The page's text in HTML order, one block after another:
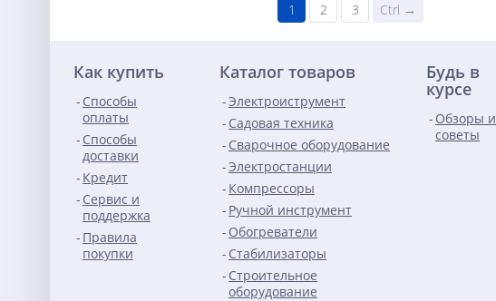
1 2 3 Ctrl →
Как купить
Способы
оплаты
Способы
доставки
Кредит
Сервис и
поддержка
Правила
покупки
Каталог товаров
Электроиструмент
Садовая техника
Сварочное оборудование
Электростанции
Компрессоры
Ручной инструмент
Обогреватели
Стабилизаторы
Строительное
оборудование
Будь в
курсе
Обзоры и
советы